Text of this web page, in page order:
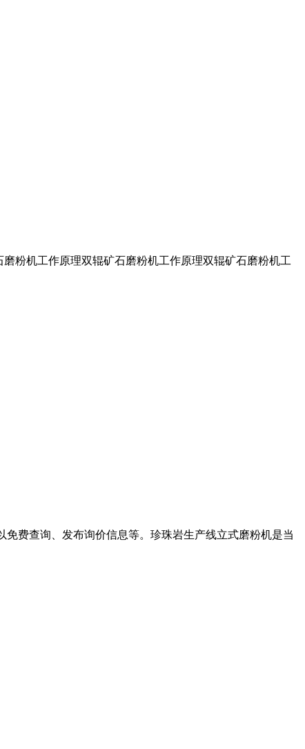
粉机工作原理双辊矿石磨粉机工作原理双辊矿石磨粉机工
费查询、发布询价信息等。珍珠岩生产线立式磨粉机是当